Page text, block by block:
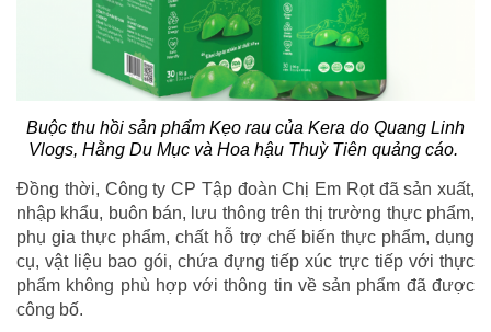
Buộc thu hồi sản phẩm Kẹo rau của Kera do Quang Linh
Vlogs, Hằng Du Mục và Hoa hậu Thuỳ Tiên quảng cáo.
Đồng thời, Công ty CP Tập đoàn Chị Em Rọt đã sản xuất,
nhập khẩu, buôn bán, lưu thông trên thị trường thực phẩm,
phụ gia thực phẩm, chất hỗ trợ chế biến thực phẩm, dụng
cụ, vật liệu bao gói, chứa đựng tiếp xúc trực tiếp với thực
phẩm không phù hợp với thông tin về sản phẩm đã được
công bố.